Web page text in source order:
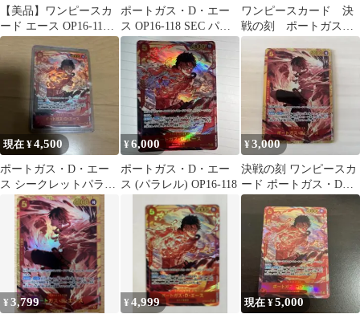
【美品】ワンピースカ
ード エース OP16-118
SEC シークレットパラ
レル
ポートガス・D・エー
ス OP16-118 SEC パラ
レル 決戦の刻
ワンピースカード 決
戦の刻 ポートガス・
D・エース シークレッ
トパラレルレア
現在 ¥4,500
ポートガス・D・エー
ス シークレットパラレ
ル OP16-118
¥6,000
ポートガス・D・エー
ス (パラレル) OP16-118
¥3,000
決戦の刻 ワンピースカ
ード ポートガス・D・
エース
¥3,799 ¥4,999 現在 ¥5,000